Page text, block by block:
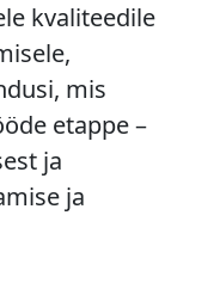
kvaliteedile
mis
etappe –
ja
ja